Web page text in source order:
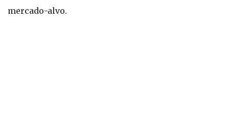
mercado-alvo.